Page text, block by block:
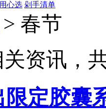
心选 剁手清单
> 春节
关资讯，
定胶囊